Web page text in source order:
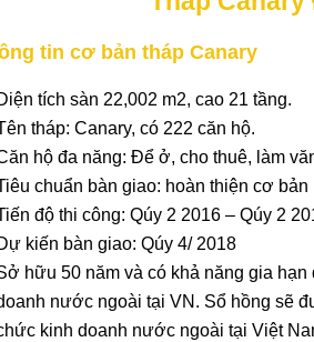
tin cơ bản tháp Canary
tích sàn 22,002 m2, cao 21 tầng.
tháp: Canary, có 222 căn hộ.
hộ đa năng: Để ở, cho thuê, làm
chuẩn bàn giao: hoàn thiện cơ
độ thi công: Qúy 2 2016 – Qúy 2
kiến bàn giao: Qúy 4/ 2018
hữu 50 năm và có khả năng gia
nước ngoài tại VN. Sổ hồng sẽ
kinh doanh nước ngoài tại Việt